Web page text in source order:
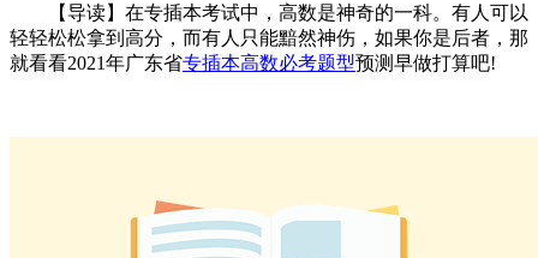
【导读】在专插本考试中，高数是神奇的一科。有人可以
轻轻松松拿到高分，而有人只能黯然神伤，如果你是后者，那
就看看2021年广东省专插本高数必考题型预测早做打算吧!